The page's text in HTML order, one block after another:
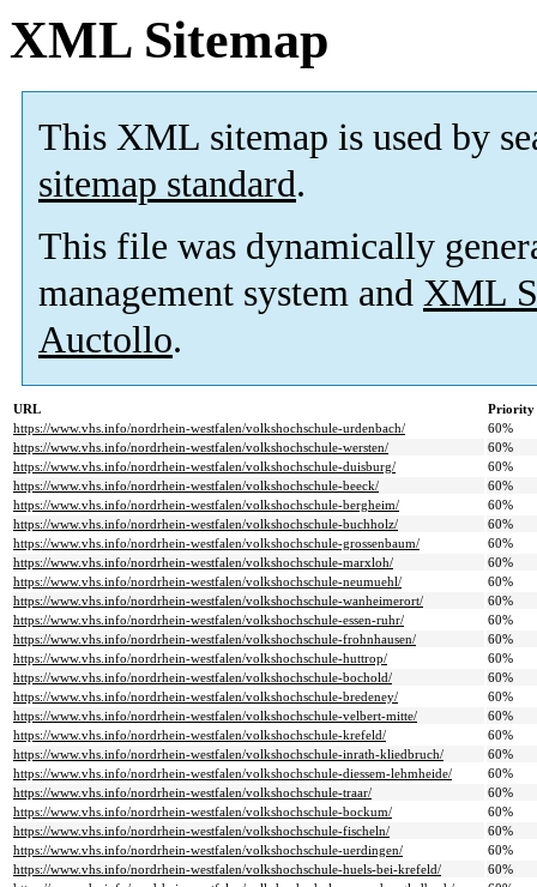
XML Sitemap
This XML sitemap is used by
sitemap standard.
This file was dynamically
management system and XML
Auctollo.
URL
Priority
https://www.vhs.info/nordrhein-westfalen/volkshochschule-urdenbach/
60%
https://www.vhs.info/nordrhein-westfalen/volkshochschule-wersten/
60%
https://www.vhs.info/nordrhein-westfalen/volkshochschule-duisburg/
60%
https://www.vhs.info/nordrhein-westfalen/volkshochschule-beeck/
60%
https://www.vhs.info/nordrhein-westfalen/volkshochschule-bergheim/
60%
https://www.vhs.info/nordrhein-westfalen/volkshochschule-buchholz/
60%
https://www.vhs.info/nordrhein-westfalen/volkshochschule-grossenbaum/
60%
https://www.vhs.info/nordrhein-westfalen/volkshochschule-marxloh/
60%
https://www.vhs.info/nordrhein-westfalen/volkshochschule-neumuehl/
60%
https://www.vhs.info/nordrhein-westfalen/volkshochschule-wanheimerort/
60%
https://www.vhs.info/nordrhein-westfalen/volkshochschule-essen-ruhr/
60%
https://www.vhs.info/nordrhein-westfalen/volkshochschule-frohnhausen/
60%
https://www.vhs.info/nordrhein-westfalen/volkshochschule-huttrop/
60%
https://www.vhs.info/nordrhein-westfalen/volkshochschule-bochold/
60%
https://www.vhs.info/nordrhein-westfalen/volkshochschule-bredeney/
60%
https://www.vhs.info/nordrhein-westfalen/volkshochschule-velbert-mitte/
60%
https://www.vhs.info/nordrhein-westfalen/volkshochschule-krefeld/
60%
https://www.vhs.info/nordrhein-westfalen/volkshochschule-inrath-kliedbruch/
60%
https://www.vhs.info/nordrhein-westfalen/volkshochschule-diessem-lehmheide/
60%
https://www.vhs.info/nordrhein-westfalen/volkshochschule-traar/
60%
https://www.vhs.info/nordrhein-westfalen/volkshochschule-bockum/
60%
https://www.vhs.info/nordrhein-westfalen/volkshochschule-fischeln/
60%
https://www.vhs.info/nordrhein-westfalen/volkshochschule-uerdingen/
60%
https://www.vhs.info/nordrhein-westfalen/volkshochschule-huels-bei-krefeld/
60%